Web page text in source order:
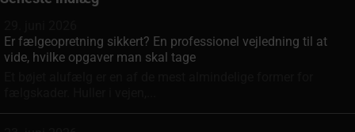
Er fælgeopretning sikkert? En professionel vejledning til at
vide, hvilke opgaver man skal tage